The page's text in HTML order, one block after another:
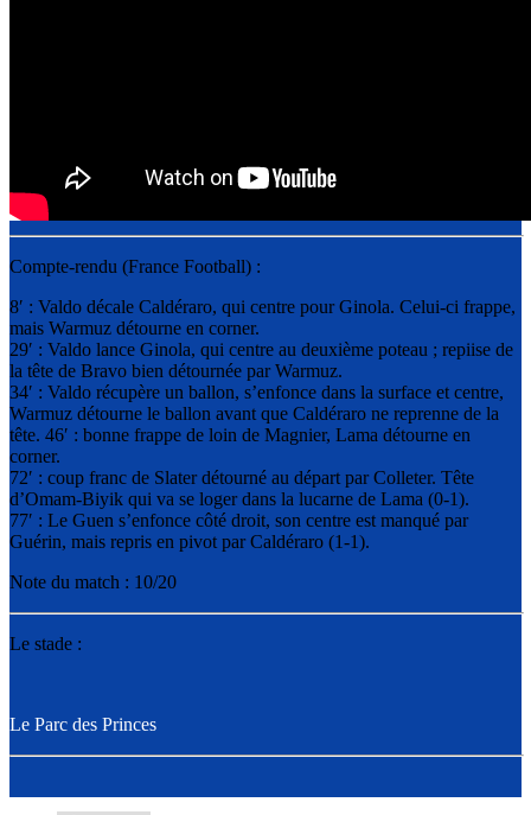
Compte-rendu (France Football) :
8′ : Valdo décale Caldéraro, qui centre pour Ginola. Celui-ci frappe,
mais Warmuz détourne en corner.
29′ : Valdo lance Ginola, qui centre au deuxième poteau ; repiise de
la tête de Bravo bien détournée par Warmuz.
34′ : Valdo récupère un ballon, s’enfonce dans la surface et centre,
Warmuz détourne le ballon avant que Caldéraro ne reprenne de la
tête. 46′ : bonne frappe de loin de Magnier, Lama détourne en
corner.
72′ : coup franc de Slater détourné au départ par Colleter. Tête
d’Omam-Biyik qui va se loger dans la lucarne de Lama (0-1).
77′ : Le Guen s’enfonce côté droit, son centre est manqué par
Guérin, mais repris en pivot par Caldéraro (1-1).
Note du match : 10/20
Le stade :
Le Parc des Princes